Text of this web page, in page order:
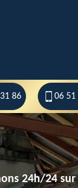
86 06 51
24h/24